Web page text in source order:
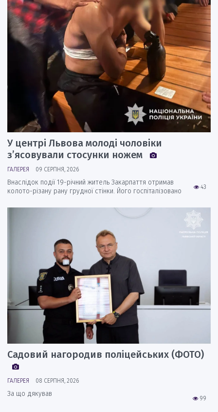
У центрі Львова молоді чоловіки
з’ясовували стосунки ножем
ГАЛЕРЕЯ 09 СЕРПНЯ, 2026
43
Внаслідок події 19-річний житель Закарпаття отримав
колото-різану рану грудної стінки. Його госпіталізовано
Садовий нагородив поліцейських (ФОТО)
ГАЛЕРЕЯ 08 СЕРПНЯ, 2026
99
За що дякував